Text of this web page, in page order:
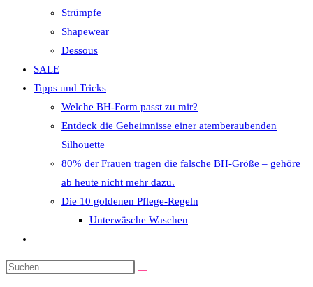
Strümpfe
Shapewear
Dessous
SALE
Tipps und Tricks
Welche BH-Form passt zu mir?
Entdeck die Geheimnisse einer atemberaubenden
Silhouette
80% der Frauen tragen die falsche BH-Größe – gehöre
ab heute nicht mehr dazu.
Die 10 goldenen Pflege-Regeln
Unterwäsche Waschen
umschalten
Diese